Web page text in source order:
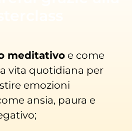
meditativoe come
vita quotidiana per
emozioni
ansia, paura e